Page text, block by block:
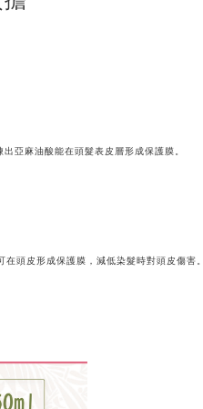
亞麻油酸能在頭髮表皮層形成保護膜。
頭皮形成保護膜，減低染髮時對頭皮傷害。